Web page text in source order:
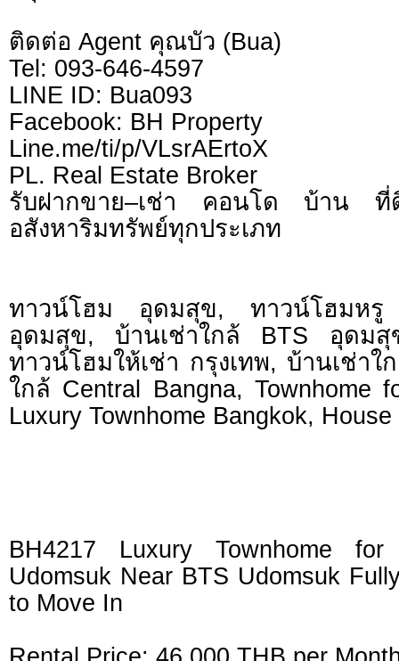
ติดต่อ Agent คุณบัว (Bua)
Tel: 093-646-4597
LINE ID: Bua093
Facebook: BH Property
Line.me/ti/p/VLsrAErtoX
PL. Real Estate Broker
รับฝากขาย–เช่า คอนโด บ้าน
อสังหาริมทรัพย์ทุกประเภท
ทาวน์โฮม อุดมสุข, ทาวน์โฮมหรู
อุดมสุข, บ้านเช่าใกล้ BTS อุดมสุ
ทาวน์โฮมให้เช่า กรุงเทพ, บ้านเช่าใ
ใกล้ Central Bangna, Townhome
Luxury Townhome Bangkok,
BH4217 Luxury Townhome
Udomsuk Near BTS Udomsuk
to Move In